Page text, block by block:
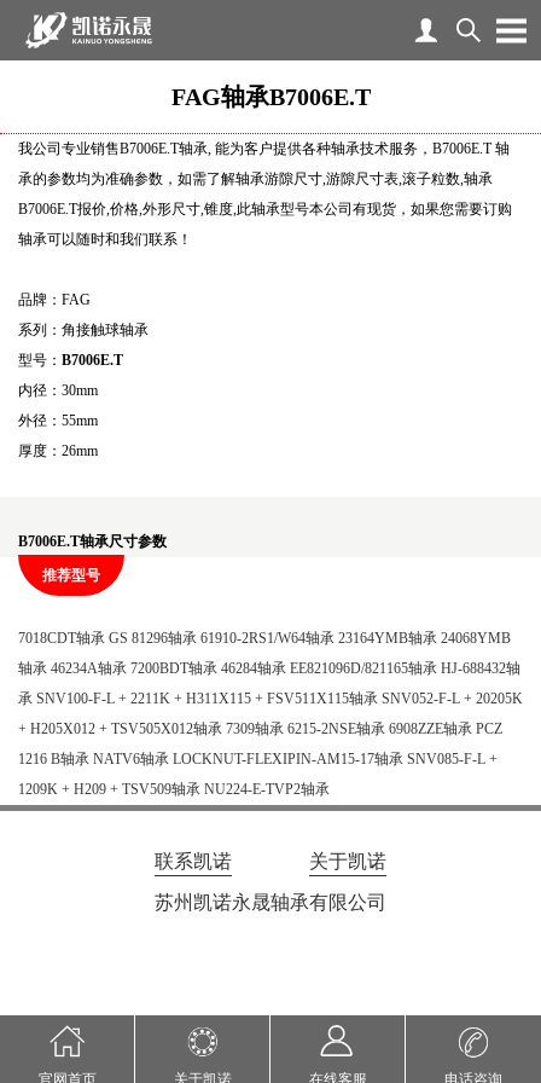
FAG轴承B7006E.T
我公司专业销售B7006E.T轴承, 能为客户提供各种轴承技术服务，B7006E.T 轴
承的参数均为准确参数，如需了解轴承游隙尺寸,游隙尺寸表,滚子粒数,轴承
B7006E.T报价,价格,外形尺寸,锥度,此轴承型号本公司有现货，如果您需要订购
轴承可以随时和我们联系！
品牌：FAG
系列：角接触球轴承
型号： B7006E.T
内径：30mm
外径：55mm
厚度：26mm
B7006E.T轴承尺寸参数
推荐型号
7018CDT轴承 GS 81296轴承 61910-2RS1/W64轴承 23164YMB轴承 24068YMB
轴承 46234A轴承 7200BDT轴承 46284轴承 EE821096D/821165轴承 HJ-688432轴
承 SNV100-F-L + 2211K + H311X115 + FSV511X115轴承 SNV052-F-L + 20205K
+ H205X012 + TSV505X012轴承 7309轴承 6215-2NSE轴承 6908ZZE轴承 PCZ
1216 B轴承 NATV6轴承 LOCKNUT-FLEXIPIN-AM15-17轴承 SNV085-F-L +
1209K + H209 + TSV509轴承 NU224-E-TVP2轴承
联系凯诺
关于凯诺
苏州凯诺永晟轴承有限公司
官网首页 关于凯诺 在线客服 电话咨询